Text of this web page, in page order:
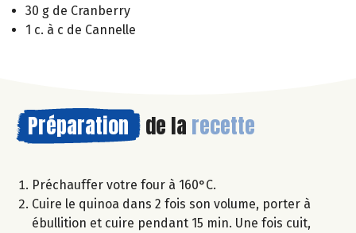
30 g de Cranberry
1 c. à c de Cannelle
Préparation de la recette
Préchauffer votre four à 160°C.
Cuire le quinoa dans 2 fois son volume, porter à
ébullition et cuire pendant 15 min. Une fois cuit,